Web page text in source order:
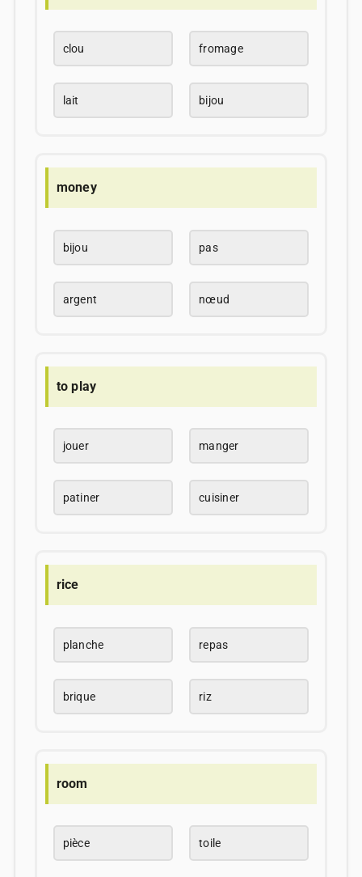
clou fromage
lait bijou
money
bijou pas
argent nœud
to play
jouer manger
patiner cuisiner
rice
planche repas
brique riz
room
pièce toile